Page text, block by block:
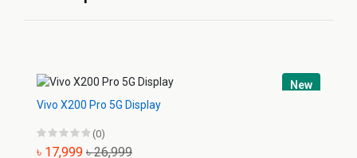
New
Vivo X200 Pro 5G Display
(0)
৳ 17,999 ৳ 26,999